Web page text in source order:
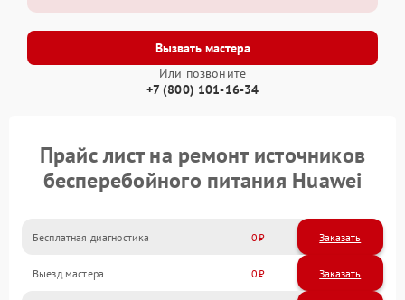
Вызвать мастера
Или позвоните
+7 (800) 101-16-34
Прайс лист на ремонт источников
бесперебойного питания Huawei
Бесплатная диагностика 0 Заказать
Выезд мастера 0 Заказать